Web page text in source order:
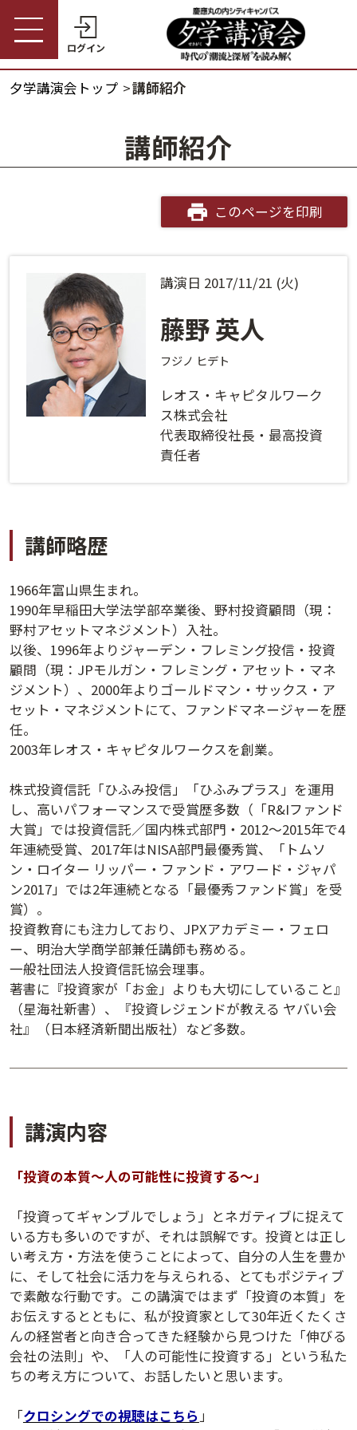
ログイン
パスワード
会員番号・パスワードをお忘れの方
ログインヘルプ
ログインする
プライバシーポリシー に同意の上ご利用ください。
初めてご利用になる方
夕学講演会トップ 講師紹介
講師紹介
このページを印刷
講演日 2017/11/21 (火)
藤野 英人
フジノ ヒデト
レオス・キャピタルワーク
ス株式会社
代表取締役社長・最高投資
責任者
講師略歴
1966年富山県生まれ。
1990年早稲田大学法学部卒業後、野村投資顧問（現：
野村アセットマネジメント）入社。
以後、1996年よりジャーデン・フレミング投信・投資
顧問（現：JPモルガン・フレミング・アセット・マネ
ジメント）、2000年よりゴールドマン・サックス・ア
セット・マネジメントにて、ファンドマネージャーを歴
任。
2003年レオス・キャピタルワークスを創業。
株式投資信託「ひふみ投信」「ひふみプラス」を運用
し、高いパフォーマンスで受賞歴多数（「R&Iファンド
大賞」では投資信託／国内株式部門・2012～2015年で4
年連続受賞、2017年はNISA部門最優秀賞、「トムソ
ン・ロイター リッパー・ファンド・アワード・ジャパ
ン2017」では2年連続となる「最優秀ファンド賞」を受
賞）。
投資教育にも注力しており、JPXアカデミー・フェロ
ー、明治大学商学部兼任講師も務める。
一般社団法人投資信託協会理事。
著書に『投資家が「お金」よりも大切にしていること』
（星海社新書）、『投資レジェンドが教える ヤバい会
社』（日本経済新聞出版社）など多数。
講演内容
「投資の本質～人の可能性に投資する～」
「投資ってギャンブルでしょう」とネガティブに捉えて
いる方も多いのですが、それは誤解です。投資とは正し
い考え方・方法を使うことによって、自分の人生を豊か
に、そして社会に活力を与えられる、とてもポジティブ
で素敵な行動です。この講演ではまず「投資の本質」を
お伝えするとともに、私が投資家として30年近くたくさ
んの経営者と向き合ってきた経験から見つけた「伸びる
会社の法則」や、「人の可能性に投資する」という私た
ちの考え方について、お話したいと思います。
「クロシングでの視聴はこちら 」
夕学講演会とは
開催概要
受講料金・割引制度
活用方法
資料請求
ご利用ガイド
講演履歴
法人会員のご案内
講演日程ダウンロード
講演アーカイブ
7日間無料体験